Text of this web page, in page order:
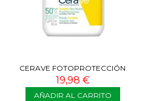
CERAVE FOTOPROTECCIÓN
FLUIDA OIL CONTROL SPF50
50 ML
19,98 €
AÑADIR AL CARRITO